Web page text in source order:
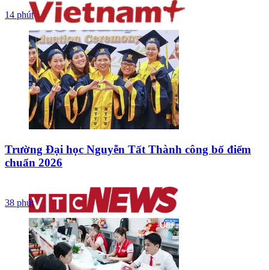
14 phút
Trường Đại học Nguyễn Tất Thành công bố điểm
chuẩn 2026
38 phút